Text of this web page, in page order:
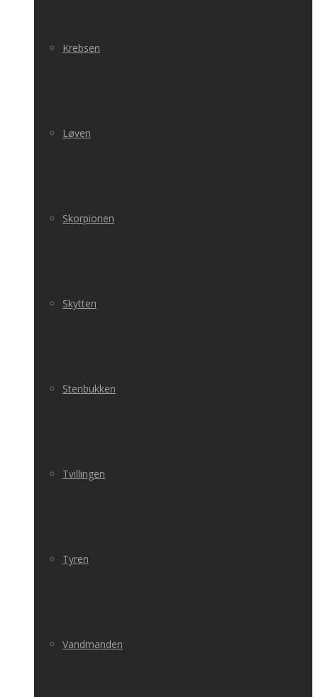
Krebsen
Løven
Skorpionen
Skytten
Stenbukken
Tvillingen
Tyren
Vandmanden